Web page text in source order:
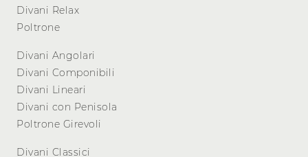
Divani Relax
Poltrone
Divani Angolari
Divani Componibili
Divani Lineari
Divani con Penisola
Poltrone Girevoli
Divani Classici